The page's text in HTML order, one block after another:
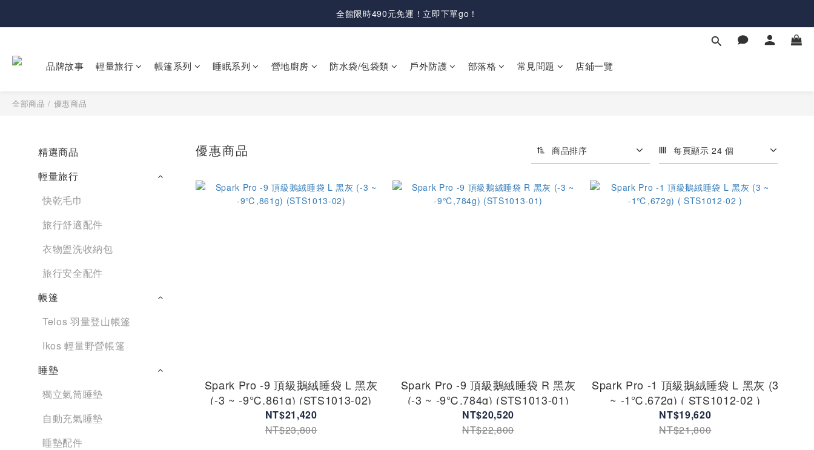
全館限時490元免運！立即下單go！
品牌故事 輕量旅行 帳篷系列 睡眠系列 營地廚房 防水袋/包袋類 戶外防護 部落格 常見問題 店鋪一覽
全部商品 / 優惠商品
精選商品
輕量旅行
快乾毛巾
旅行舒適配件
衣物盥洗收納包
旅行安全配件
帳篷
Telos 羽量登山帳篷
Ikos 輕量野營帳篷
睡墊
獨立氣筒睡墊
自動充氣睡墊
睡墊配件
優惠商品 商品排序 每頁顯示 24 個
Spark Pro -9 頂級鵝絨睡袋 L 黑灰
(-3 ~ -9℃,861g) (STS1013-02)
NT$21,420
NT$23,800
Spark Pro -9 頂級鵝絨睡袋 R 黑灰
(-3 ~ -9℃,784g) (STS1013-01)
NT$20,520
NT$22,800
Spark Pro -1 頂級鵝絨睡袋 L 黑灰 (3
~ -1℃,672g) ( STS1012-02 )
NT$19,620
NT$21,800